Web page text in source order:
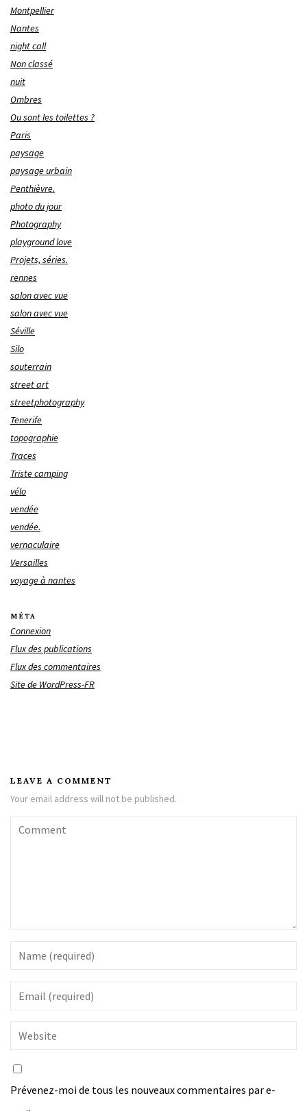
Montpellier
Nantes
night call
Non classé
nuit
Ombres
Ou sont les toilettes ?
Paris
paysage
paysage urbain
Penthièvre.
photo du jour
Photography
playground love
Projets, séries.
rennes
salon avec vue
salon avec vue
Séville
Silo
souterrain
street art
streetphotography
Tenerife
topographie
Traces
Triste camping
vélo
vendée
vendée.
vernaculaire
Versailles
voyage à nantes
MÉTA
Connexion
Flux des publications
Flux des commentaires
Site de WordPress-FR
LEAVE A COMMENT
Your email address will not be published.
Prévenez-moi de tous les nouveaux commentaires par e-